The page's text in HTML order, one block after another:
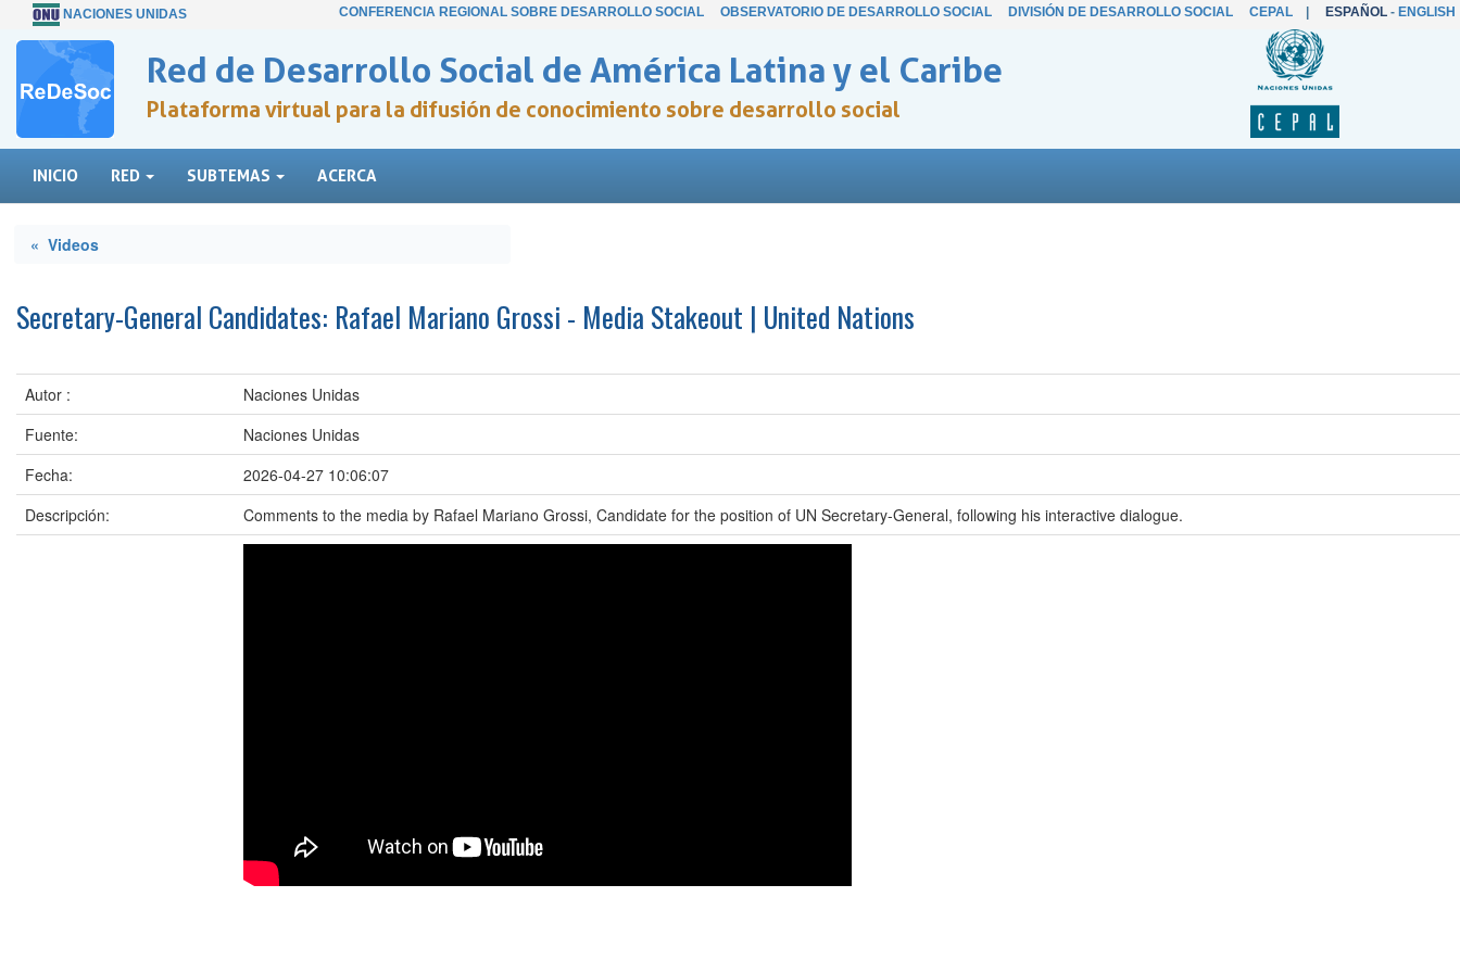
NACIONES UNIDAS CONFERENCIA REGIONAL SOBRE DESARROLLO SOCIAL OBSERVATORIO DE DESARROLLO SOCIAL DIVISIÓN DE DESARROLLO SOCIAL CEPAL| ESPAÑOL- ENGLISH
Red de Desarrollo Social de América Latina y el Caribe
Plataforma virtual para la difusión de conocimiento sobre desarrollo social
INICIO RED SUBTEMAS ACERCA
« Videos
Secretary-General Candidates: Rafael Mariano Grossi - Media Stakeout | United Nations
Autor :
Naciones Unidas
Fuente:
Naciones Unidas
Fecha:
2026-04-27 10:06:07
Descripción:
Comments to the media by Rafael Mariano Grossi, Candidate for the position of UN Secretary-General, following his interactive dialogue.